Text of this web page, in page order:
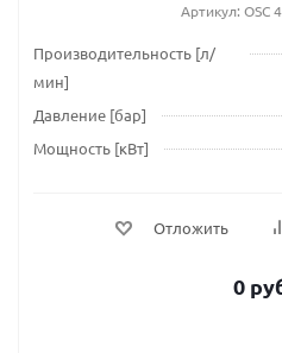
Артикул: OSC
Производительность [л/
мин]
Давление [бар]
Мощность [кВт]
Отложить
0